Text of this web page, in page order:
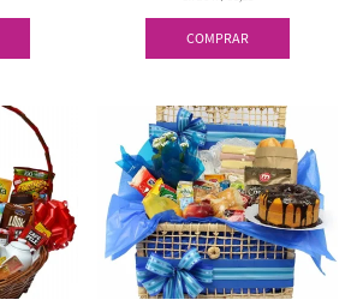
COMPRAR